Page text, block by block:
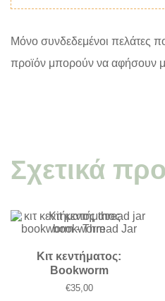
Μόνο συνδεδεμένοι πελάτες
προϊόν μπορούν να αφήσουν
Σχετικά
Κιτ κεντήματος:
Bookworm
€35,00